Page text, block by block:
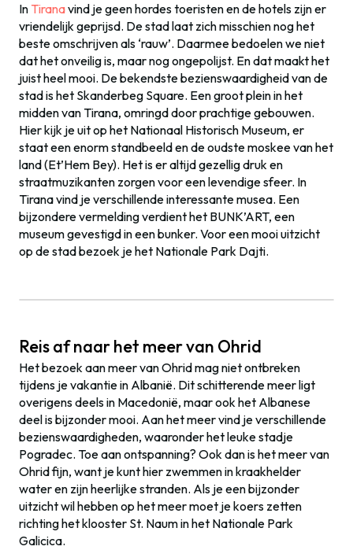
In Tiranavind je geen hordes toeristen en de hotels zijn er
vriendelijk geprijsd. De stad laat zich misschien nog het
beste omschrijven als ‘rauw’. Daarmee bedoelen we niet
dat het onveilig is, maar nog ongepolijst. En dat maakt het
juist heel mooi. De bekendste bezienswaardigheid van de
stad is het Skanderbeg Square. Een groot plein in het
midden van Tirana, omringd door prachtige gebouwen.
Hier kijk je uit op het Nationaal Historisch Museum, er
staat een enorm standbeeld en de oudste moskee van het
land (Et’Hem Bey). Het is er altijd gezellig druk en
straatmuzikanten zorgen voor een levendige sfeer. In
Tirana vind je verschillende interessante musea. Een
bijzondere vermelding verdient het BUNK’ART, een
museum gevestigd in een bunker. Voor een mooi uitzicht
op de stad bezoek je het Nationale Park Dajti.
Reis af naar het meer van Ohrid
Het bezoek aan meer van Ohrid mag niet ontbreken
tijdens je vakantie in Albanië. Dit schitterende meer ligt
overigens deels in Macedonië, maar ook het Albanese
deel is bijzonder mooi. Aan het meer vind je verschillende
bezienswaardigheden, waaronder het leuke stadje
Pogradec. Toe aan ontspanning? Ook dan is het meer van
Ohrid fijn, want je kunt hier zwemmen in kraakhelder
water en zijn heerlijke stranden. Als je een bijzonder
uitzicht wil hebben op het meer moet je koers zetten
richting het klooster St. Naum in het Nationale Park
Galicica.